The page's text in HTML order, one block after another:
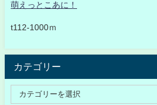
萌えっとこあに！
t112-1000ｍ
カテゴリー